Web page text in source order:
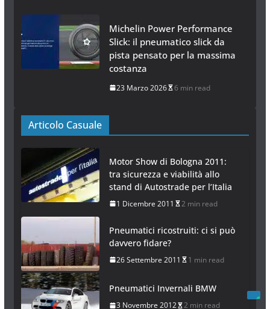
Michelin Power Performance
Slick: il pneumatico slick da
pista pensato per la massima
costanza
23 Marzo 2026 6 min read
Articolo Casuale
Motor Show di Bologna 2011:
tra sicurezza e viabilità allo
stand di Autostrade per l’Italia
1 Dicembre 2011 2 min read
Pneumatici ricostruiti: ci si può
davvero fidare?
26 Settembre 2011 1 min read
Pneumatici Invernali BMW
3 Novembre 2012 2 min read